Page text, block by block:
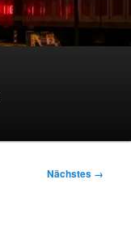
Nächstes →